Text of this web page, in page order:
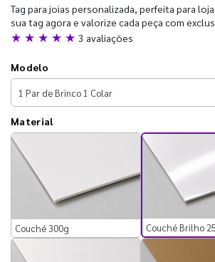
Tag para joias personalizada, perfeita para
sua tag agora e valorize cada peça com
★ ★ ★ ★ ★ 3 avaliações
Modelo
Material
Couché 300g Couché Brilho